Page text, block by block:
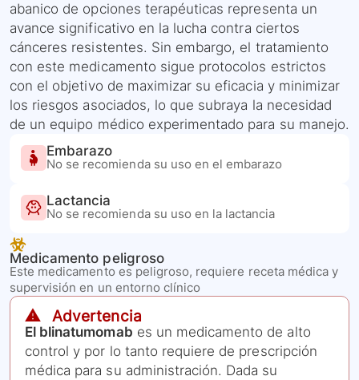
abanico de opciones terapéuticas representa un
avance significativo en la lucha contra ciertos
cánceres resistentes. Sin embargo, el tratamiento
con este medicamento sigue protocolos estrictos
con el objetivo de maximizar su eficacia y minimizar
los riesgos asociados, lo que subraya la necesidad
de un equipo médico experimentado para su manejo.
Embarazo
No se recomienda su uso en el embarazo
Lactancia
No se recomienda su uso en la lactancia
Medicamento peligroso
Este medicamento es peligroso, requiere receta médica y
supervisión en un entorno clínico
⚠️ Advertencia
El blinatumomab es un medicamento de alto
control y por lo tanto requiere de prescripción
médica para su administración. Dada su